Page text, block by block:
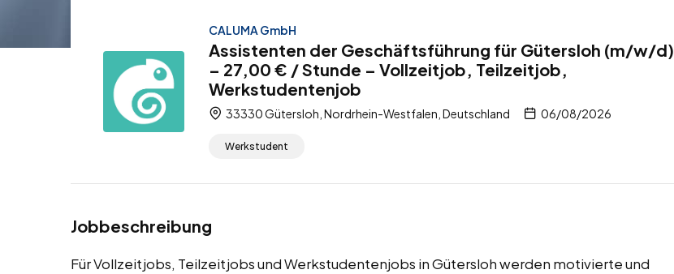
CALUMA GmbH
Assistenten der Geschäftsführung für Gütersloh (m/w/d)
– 27,00 € / Stunde – Vollzeitjob, Teilzeitjob,
Werkstudentenjob
33330 Gütersloh, Nordrhein-Westfalen, Deutschland 06/08/2026
Werkstudent
Jobbeschreibung
Für Vollzeitjobs, Teilzeitjobs und Werkstudentenjobs in Gütersloh werden motivierte und